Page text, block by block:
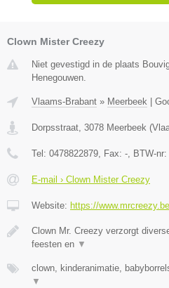
Clown Mister Creezy
Niet gevestigd in de plaats
Henegouwen.
Vlaams-Brabant » Meerbeek
Dorpsstraat, 3078 Meerbeek (
Tel: 0478822879, Fax: -, BTW-nr:
E-mail › Clown Mister Creezy
Website: https://
Clown Mr. Creezy verzorgt
feesten en ▼
clown, kinderanimatie,
▼